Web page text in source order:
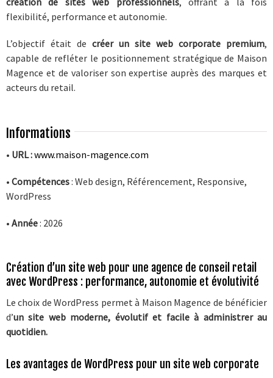
flexibilité, performance et autonomie.
L’objectif était de créer un site web corporate premium,
capable de refléter le positionnement stratégique de Maison
Magence et de valoriser son expertise auprès des marques et
acteurs du retail.
Informations
• URL :www.maison-magence.com
• Compétences: Web design, Référencement, Responsive,
WordPress
• Année: 2026
Création d’un site web pour une agence de conseil retail
avec WordPress : performance, autonomie et évolutivité
Le choix de WordPress permet à Maison Magence de bénéficier
d’un site web moderne, évolutif et facile à administrer au
quotidien.
Les avantages de WordPress pour un site web corporate